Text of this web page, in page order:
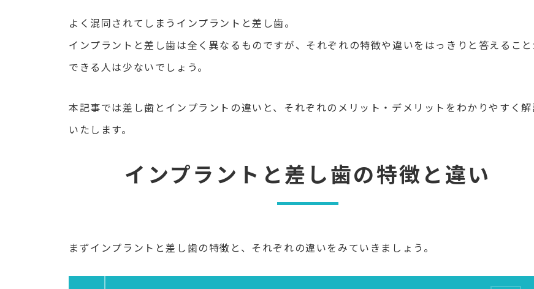
よく混同されてしまうインプラントと差し歯。
インプラントと差し歯は全く異なるものですが、それぞれの特徴や違いをはっきりと答えること
できる人は少ないでしょう。
本記事では差し歯とインプラントの違いと、それぞれのメリット・デメリットをわかりやすく解
いたします。
インプラントと差し歯の特徴と違い
まずインプラントと差し歯の特徴と、それぞれの違いをみていきましょう。